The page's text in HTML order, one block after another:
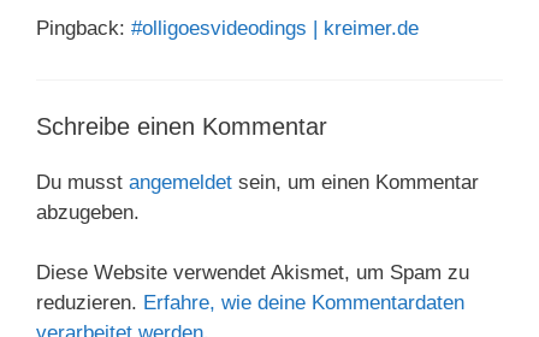
Pingback: #olligoesvideodings | kreimer.de
Schreibe einen Kommentar
Du musst angemeldet sein, um einen Kommentar
abzugeben.
Diese Website verwendet Akismet, um Spam zu
reduzieren. Erfahre, wie deine Kommentardaten